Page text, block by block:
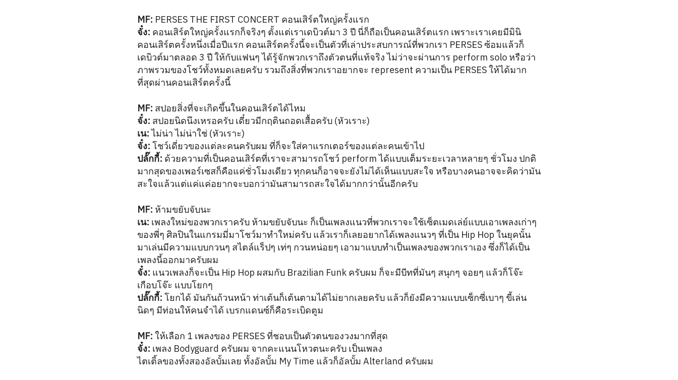
MF: PERSES THE FIRST CONCERT คอนเสิร์ตใหญ่ครั้งแรก
จั๋ง: คอนเสิร์ตใหญ่ครั้งแรกก็จริงๆ ตั้งแต่เราเดบิวต์มา 3 ปี นี่ก็ถือเป็นคอนเสิร์ตแรก เพราะเราเคยมีมินิ
คอนเสิร์ตครั้งหนึ่งเมื่อปีแรก คอนเสิร์ตครั้งนี้จะเป็นตัวที่เล่าประสบการณ์ที่พวกเรา PERSES ซ้อมแล้วก็
เดบิวต์มาตลอด 3 ปี ให้กับแฟนๆ ได้รู้จักพวกเราถึงตัวตนที่แท้จริง ไม่ว่าจะผ่านการ perform solo หรือว่า
ภาพรวมของโชว์ทั้งหมดเลยครับ รวมถึงสิ่งที่พวกเราอยากจะ represent ความเป็น PERSES ให้ได้มาก
ที่สุดผ่านคอนเสิร์ตครั้งนี้
MF: สปอยสิ่งที่จะเกิดขึ้นในคอนเสิร์ตได้ไหม
จั๋ง: สปอยนิดนึงเหรอครับ เดี๋ยวมีกฤตินถอดเสื้อครับ (หัวเราะ)
เน:ไม่น่า ไม่น่าใช่ (หัวเราะ)
จั๋ง: โชว์เดี่ยวของแต่ละคนครับผม ที่ก็จะใส่คาแรกเตอร์ของแต่ละคนเข้าไป
ปลั๊กกี้: ด้วยความที่เป็นคอนเสิร์ตที่เราจะสามารถโชว์ perform ได้แบบเต็มระยะเวลาหลายๆ ชั่วโมง ปกติ
มากสุดของเพอร์เซสก็คือแค่ชั่วโมงเดียว ทุกคนก็อาจจะยังไม่ได้เห็นแบบสะใจ หรือบางคนอาจจะคิดว่ามัน
สะใจแล้วแต่แค่แค่อยากจะบอกว่ามันสามารถสะใจได้มากกว่านั้นอีกครับ
MF: ห้ามขยับจับนะ
เน: เพลงใหม่ของพวกเราครับ ห้ามขยับจับนะ ก็เป็นเพลงแนวที่พวกเราจะใช้เซ็ตเมดเล่ย์แบบเอาเพลงเก่าๆ
ของพี่ๆ ศิลปินในแกรมมี่มาโชว์มาทำใหม่ครับ แล้วเราก็เลยอยากได้เพลงแนวๆ ที่เป็น Hip Hop ในยุคนั้น
มาเล่นมีความแบบกวนๆ สไตล์แร็ปๆ เท่ๆ กวนหน่อยๆ เอามาแบบทำเป็นเพลงของพวกเราเอง ซึ่งก็ได้เป็น
เพลงนี้ออกมาครับผม
จั๋ง: แนวเพลงก็จะเป็น Hip Hop ผสมกับ Brazilian Funk ครับผม ก็จะมีบีทที่มันๆ สนุกๆ จอยๆ แล้วก็โจ๊ะ
เกือบโจ๊ะ แบบโยกๆ
ปลั๊กกี้: โยกได้ มันกันถ้วนหน้า ท่าเต้นก็เต้นตามได้ไม่ยากเลยครับ แล้วก็ยังมีความแบบเซ็กซี่เบาๆ ขี้เล่น
นิดๆ มีท่อนให้คนจำได้ เบรกแดนซ์ก็คือระเบิดตูม
MF: ให้เลือก 1 เพลงของ PERSES ที่ชอบเป็นตัวตนของวงมากที่สุด
จั๋ง: เพลง Bodyguard ครับผม จากคะแนนโหวตนะครับ เป็นเพลง
ไตเติ้ลของทั้งสองอัลบั้มเลย ทั้งอัลบั้ม My Time แล้วก็อัลบั้ม Alterland ครับผม